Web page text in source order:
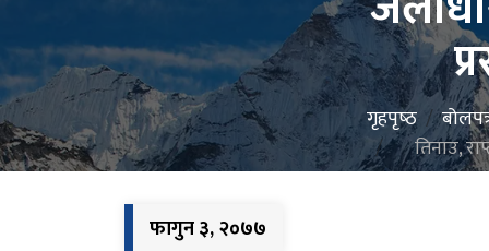
गृहपृष्‍ठ
तिनाउ,
फागुन ३, २०७७